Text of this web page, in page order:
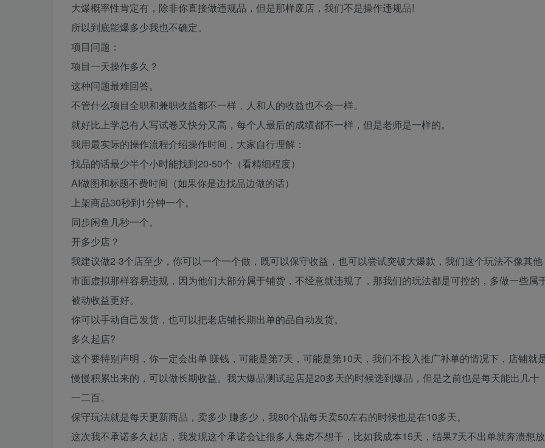
大爆概率性肯定有，除非你直接做违规品，但是那样废店，我们不是操作违规品!
所以到底能爆多少我也不确定。
项目问题：
项目一天操作多久？
这种问题最难回答。
不管什么项目全职和兼职收益都不一样，人和人的收益也不会一样。
就好比上学总有人写试卷又快分又高，每个人最后的成绩都不一样，但是老师是一样的。
我用最实际的操作流程介绍操作时间，大家自行理解：
找品的话最少半个小时能找到20-50个（看精细程度）
AI做图和标题不费时间（如果你是边找品边做的话）
上架商品30秒到1分钟一个。
同步闲鱼几秒一个。
开多少店？
我建议做2-3个店至少，你可以一个一个做，既可以保守收益，也可以尝试突破大爆款，我们这个玩法不像其他
市面虚拟那样容易违规，因为他们大部分属于铺货，不经意就违规了，那我们的玩法都是可控的，多做一些属
被动收益更好。
你可以手动自己发货，也可以把老店铺长期出单的品自动发货。
多久起店?
这个要特别声明，你一定会出单 賺钱，可能是第7天，可能是第10天，我们不投入推广补单的情况下，店铺就
慢慢积累出来的，可以做长期收益。我大爆品测试起店是20多天的时候选到爆品，但是之前也是每天能出几十
一二百。
保守玩法就是每天更新商品，卖多少 賺多少，我80个品每天卖50左右的时候也是在10多天。
这次我不承诺多久起店，我发现这个承诺会让很多人焦虑不想干，比如我成本15天，结果7天不出单就奔溃想放